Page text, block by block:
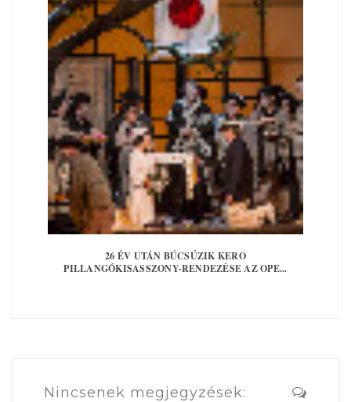
26 ÉV UTÁN BÚCSÚZIK KERO
PILLANGÓKISASSZONY-RENDEZÉSE AZ OPE...
Nincsenek megjegyzések: